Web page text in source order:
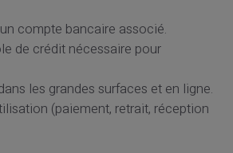
compte bancaire associé.
de crédit nécessaire pour
les grandes surfaces et en ligne.
(paiement, retrait, réception